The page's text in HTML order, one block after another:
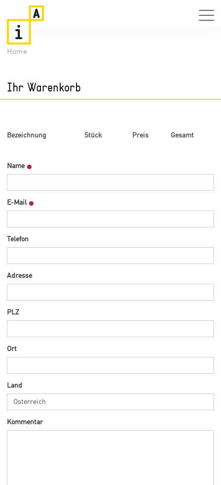
Home
Ihr Warenkorb
Bezeichnung Stück Preis Gesamt
Name
E-Mail
Telefon
Adresse
PLZ
Ort
Land
Kommentar